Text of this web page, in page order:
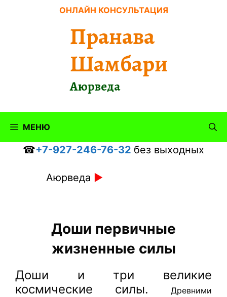
ОНЛАЙН КОНСУЛЬТАЦИЯ
Пранава
Шамбари
Аюрведа
МЕНЮ
☎+7-927-246-76-32 без выходных
Аюрведа ►
Доши первичные
жизненные силы
Доши и три великие
космические силы.
Древними